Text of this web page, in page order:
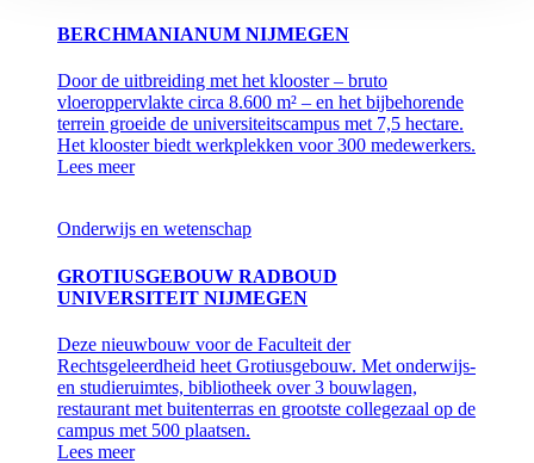
BERCHMANIANUM NIJMEGEN
Door de uitbreiding met het klooster – bruto
vloeroppervlakte circa 8.600 m² – en het bijbehorende
terrein groeide de universiteitscampus met 7,5 hectare.
Het klooster biedt werkplekken voor 300 medewerkers.
Lees meer
Onderwijs en wetenschap
GROTIUSGEBOUW RADBOUD
UNIVERSITEIT NIJMEGEN
Deze nieuwbouw voor de Faculteit der
Rechtsgeleerdheid heet Grotiusgebouw. Met onderwijs-
en studieruimtes, bibliotheek over 3 bouwlagen,
restaurant met buitenterras en grootste collegezaal op de
campus met 500 plaatsen.
Lees meer